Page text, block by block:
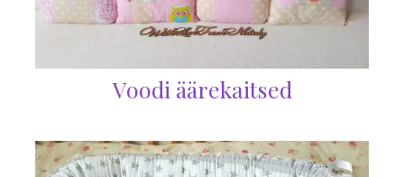
Voodi äärekaitsed